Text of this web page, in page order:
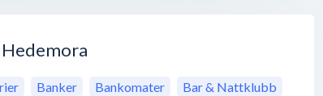
Banker Bankomater
Bar & Nattklubb